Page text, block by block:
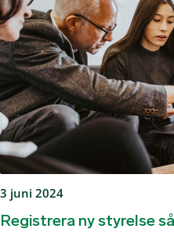
3 juni 2024
Registrera ny styrelse